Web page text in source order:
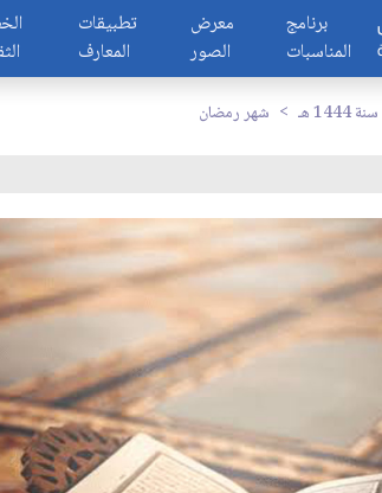
تطبيقات
المعارف
معرض
الصور
برنامج
المناسبات
سنة 1444 هـ شهر رمضان